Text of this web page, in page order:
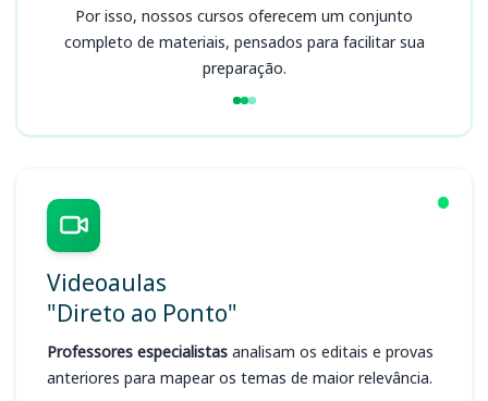
Por isso, nossos cursos oferecem um conjunto
completo de materiais, pensados para facilitar sua
preparação.
Videoaulas
"Direto ao Ponto"
Professores especialistas analisam os editais e provas
anteriores para mapear os temas de maior relevância.